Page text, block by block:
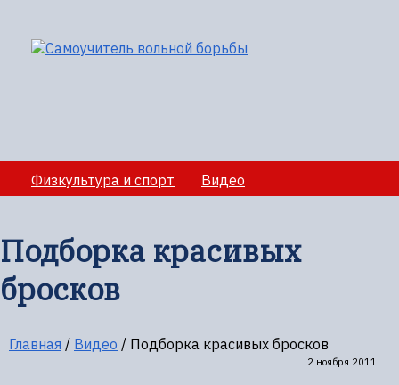
Физкультура и спорт Видео
тренировочных сборов
Секции вольной борбы
Подборка красивых
бросков
Главная / Видео / Подборка красивых бросков
2 ноября 2011